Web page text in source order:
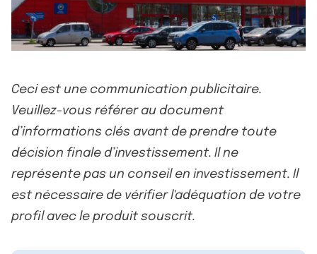
Ceci est une communication publicitaire.
Veuillez-vous référer au document
d’informations clés avant de prendre toute
décision finale d’investissement. Il ne
représente pas un conseil en investissement. Il
est nécessaire de vérifier l'adéquation de votre
profil avec le produit souscrit.